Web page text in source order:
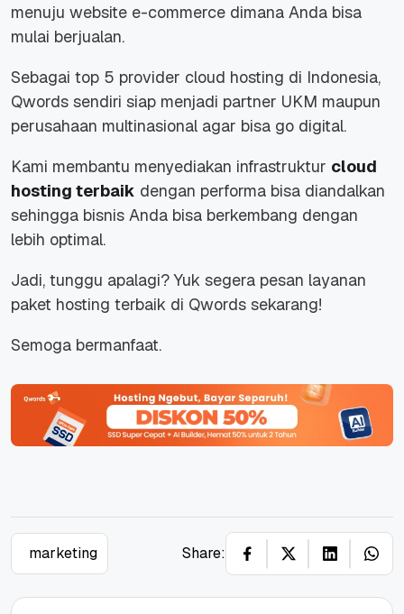
menuju website e-commerce dimana Anda bisa
mulai berjualan.
Sebagai top 5 provider cloud hosting di Indonesia,
Qwords sendiri siap menjadi partner UKM maupun
perusahaan multinasional agar bisa go digital.
Kami membantu menyediakan infrastruktur cloud
hosting terbaik dengan performa bisa diandalkan
sehingga bisnis Anda bisa berkembang dengan
lebih optimal.
Jadi, tunggu apalagi? Yuk segera pesan layanan
paket hosting terbaik di Qwords sekarang!
Semoga bermanfaat.
marketing Share: